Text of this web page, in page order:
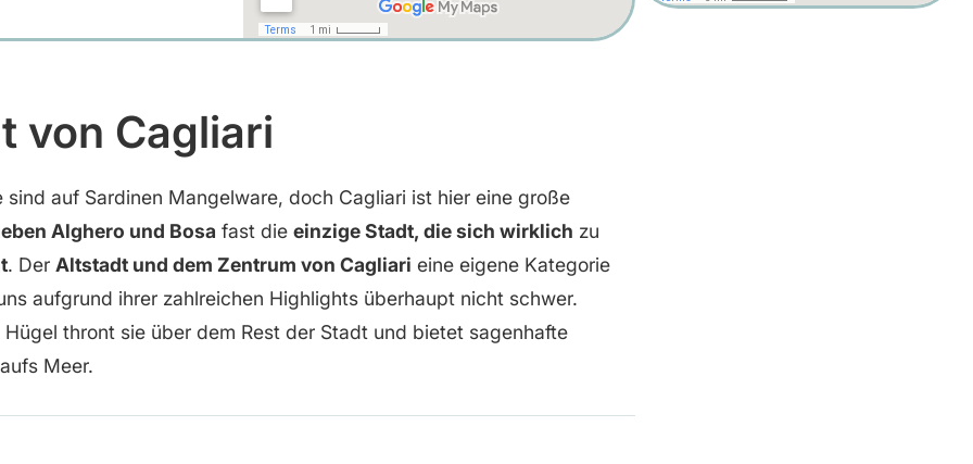
von Cagliari
sind auf Sardinen Mangelware, doch Cagliari ist hier eine große
Alghero und Bosa fast die einzige Stadt, die sich wirklich zu
. Der Altstadt und dem Zentrum von Cagliari eine eigene Kategorie
aufgrund ihrer zahlreichen Highlights überhaupt nicht schwer.
Hügel thront sie über dem Rest der Stadt und bietet sagenhafte
Meer.